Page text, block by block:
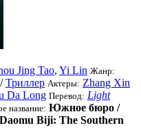
Jing Tao, Yi Lin Жанр:
/Триллер Актеры: Zhang Xin
Da Long Перевод: Light
название: Южное бюро /
Biji: The Southern